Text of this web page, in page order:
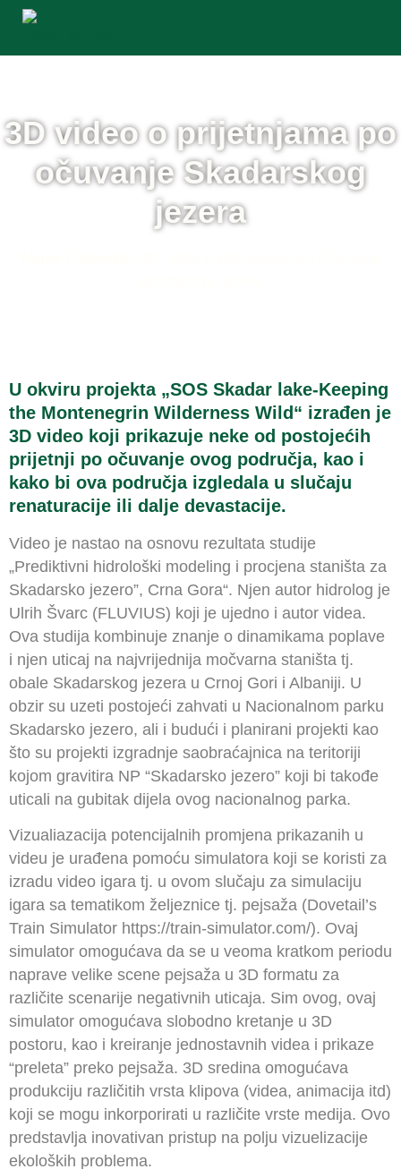
3D video o prijetnjama po
očuvanje Skadarskog
jezera
U okviru projekta „SOS Skadar lake-Keeping
the Montenegrin Wilderness Wild“ izrađen je
3D video koji prikazuje neke od postojećih
prijetnji po očuvanje ovog područja, kao i
kako bi ova područja izgledala u slučaju
renaturacije ili dalje devastacije.
Video je nastao na osnovu rezultata studije
„Prediktivni hidrološki modeling i procjena staništa za
Skadarsko jezero”, Crna Gora“. Njen autor hidrolog je
Ulrih Švarc (FLUVIUS) koji je ujedno i autor videa.
Ova studija kombinuje znanje o dinamikama poplave
i njen uticaj na najvrijednija močvarna staništa tj.
obale Skadarskog jezera u Crnoj Gori i Albaniji. U
obzir su uzeti postojeći zahvati u Nacionalnom parku
Skadarsko jezero, ali i budući i planirani projekti kao
što su projekti izgradnje saobraćajnica na teritoriji
kojom gravitira NP “Skadarsko jezero” koji bi takođe
uticali na gubitak dijela ovog nacionalnog parka.
Vizualiazacija potencijalnih promjena prikazanih u
videu je urađena pomoću simulatora koji se koristi za
izradu video igara tj. u ovom slučaju za simulaciju
igara sa tematikom željeznice tj. pejsaža (Dovetail’s
Train Simulator https://train-simulator.com/). Ovaj
simulator omogućava da se u veoma kratkom periodu
naprave velike scene pejsaža u 3D formatu za
različite scenarije negativnih uticaja. Sim ovog, ovaj
simulator omogućava slobodno kretanje u 3D
postoru, kao i kreiranje jednostavnih videa i prikaze
“preleta” preko pejsaža. 3D sredina omogućava
produkciju različitih vrsta klipova (videa, animacija itd)
koji se mogu inkorporirati u različite vrste medija. Ovo
predstavlja inovativan pristup na polju vizuelizacije
ekoloških problema.